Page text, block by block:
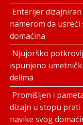
Enterijer dizajniran
namerom da usreći
domaćina
Njujorško
ispunjeno
delima
Promišljen i
dizajn u stopu prati
navike svog